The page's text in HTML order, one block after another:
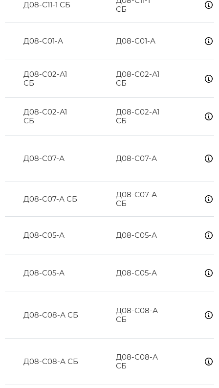
Д08-С11-1 СБ
СБ
Д08-С01-А Д08-С01-А
Д08-С02-А1
СБ
Д08-С02-А1
СБ
Д08-С02-А1
СБ
Д08-С02-А1
СБ
Д08-С07-А Д08-С07-А
Д08-С07-А СБ
Д08-С07-А
СБ
Д08-С05-А Д08-С05-А
Д08-С05-А Д08-С05-А
Д08-С08-А СБ
Д08-С08-А
СБ
Д08-С08-А СБ
Д08-С08-А
СБ